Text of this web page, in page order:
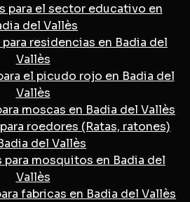
para el sector educativo en
del Vallès
residencias en Badia del
Vallès
el picudo rojo en Badia del
Vallès
moscas en Badia del Vallès
roedores (Ratas, ratones)
del Vallès
mosquitos en Badia del
Vallès
fabricas en Badia del Vallès